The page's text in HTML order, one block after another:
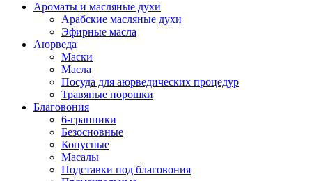
Ароматы и масляные духи
Арабские масляные духи
Эфирные масла
Аюрведа
Маски
Масла
Посуда для аюрведических процедур
Травяные порошки
Благовония
6-гранники
Безосновные
Конусные
Масалы
Подставки под благовония